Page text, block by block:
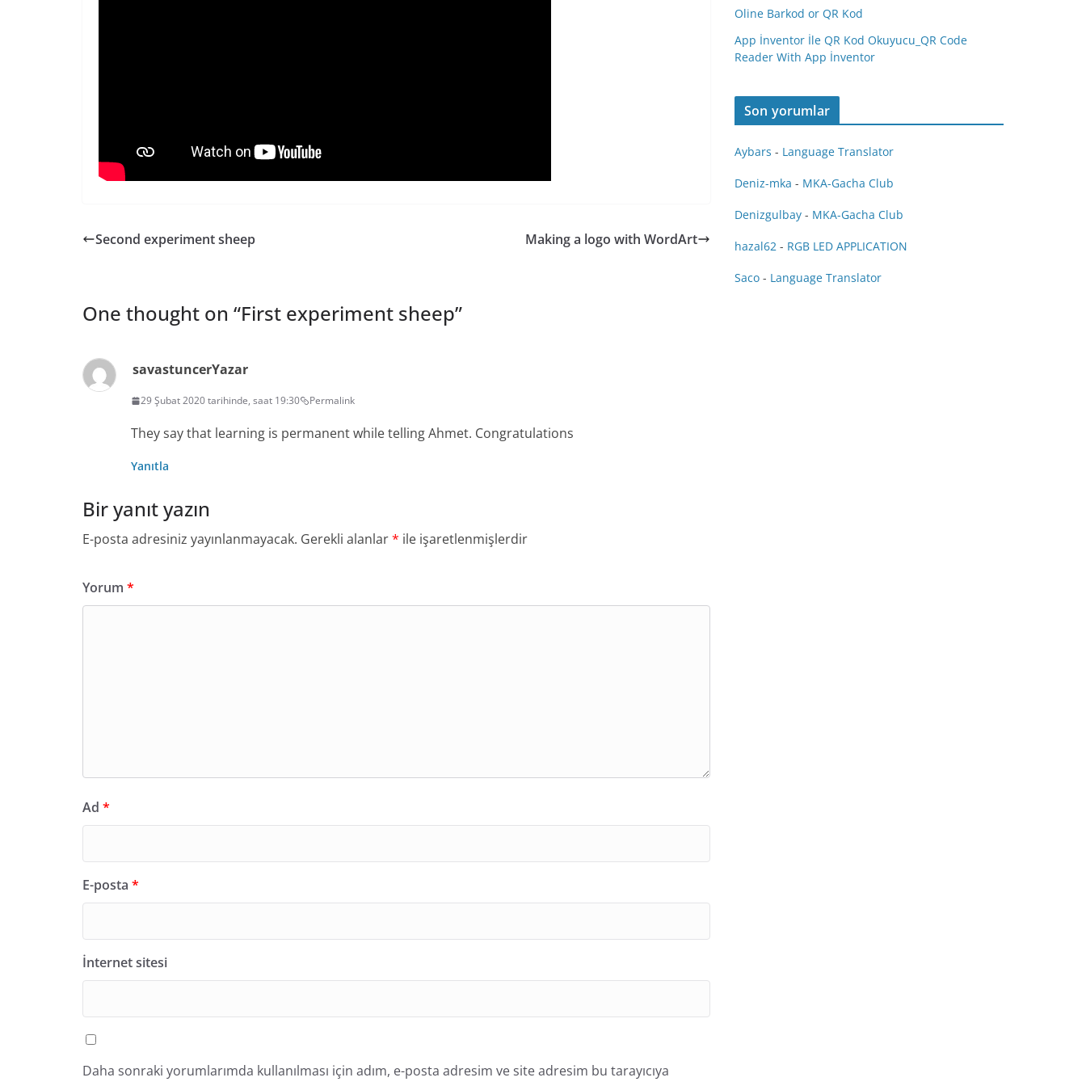
Second experiment sheep Making a logo with WordArt
One thought on “First experiment sheep”
savastuncerYazar
29 Şubat 2020 tarihinde, saat 19:30 Permalink
They say that learning is permanent while telling Ahmet. Congratulations
Yanıtla
Bir yanıt yazın
E-posta adresiniz yayınlanmayacak. Gerekli alanlar* ile işaretlenmişlerdir
Yorum *
Ad *
E-posta *
İnternet sitesi
Daha sonraki yorumlarımda kullanılması için adım, e-posta adresim ve site adresim bu tarayıcıya
Oline Barkod or QR Kod
App İnventor İle QR Kod Okuyucu_QR Code
Reader With App İnventor
Son yorumlar
Aybars - Language Translator
Deniz-mka - MKA-Gacha Club
Denizgulbay - MKA-Gacha Club
hazal62 - RGB LED APPLICATION
Saco - Language Translator